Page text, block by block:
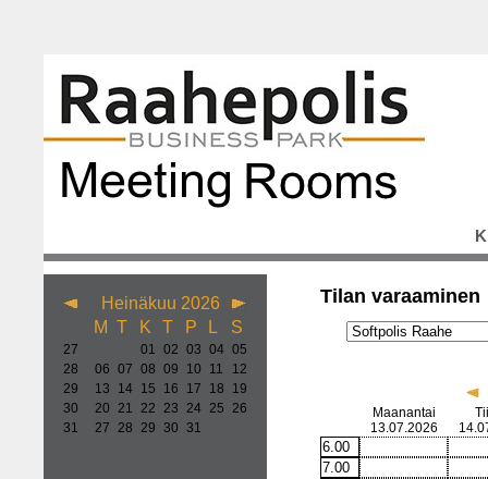
Heinäkuu 2026
M T K T P L S
27 01 02 03 04 05
28
06 07 08 09 10 11
12
29
13 14 15 16 17 18
19
30
20 21 22 23 24 25 26
31
27 28 29 30 31
Tilan varaaminen
Maanantai
13.07.2026
6.00
7.00